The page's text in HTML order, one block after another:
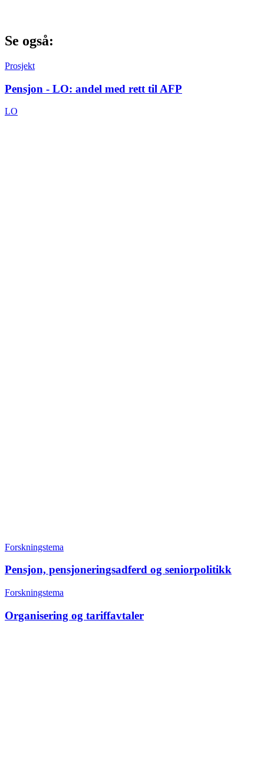
Se også:
Prosjekt
Pensjon - LO: andel med rett til AFP
LO
Forskningstema
Pensjon, pensjoneringsadferd og seniorpolitikk
Forskningstema
Organisering og tariffavtaler